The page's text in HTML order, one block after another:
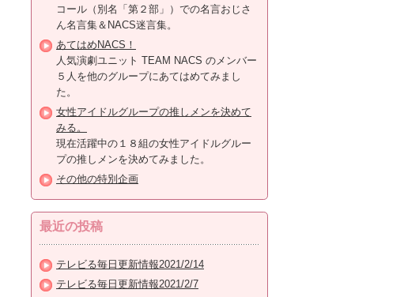
コール（別名「第２部」）での名言おじさ
ん名言集＆NACS迷言集。
あてはめNACS！
人気演劇ユニット TEAM NACS のメンバー
５人を他のグループにあてはめてみまし
た。
女性アイドルグループの推しメンを決めて
みる。
現在活躍中の１８組の女性アイドルグルー
プの推しメンを決めてみました。
その他の特別企画
最近の投稿
テレビる毎日更新情報2021/2/14
テレビる毎日更新情報2021/2/7